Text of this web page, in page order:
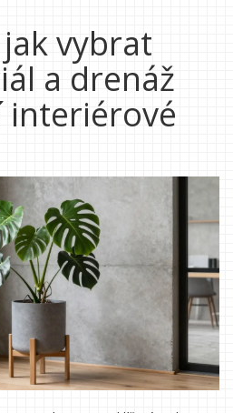
vybrat
a drenáž
interiérové